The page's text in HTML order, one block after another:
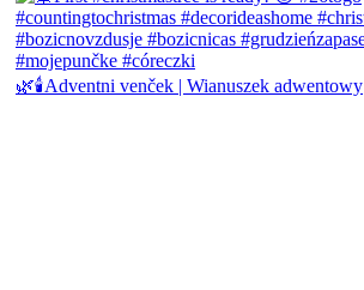
🌿🕯️Adventni venček | Wianuszek adwentowy